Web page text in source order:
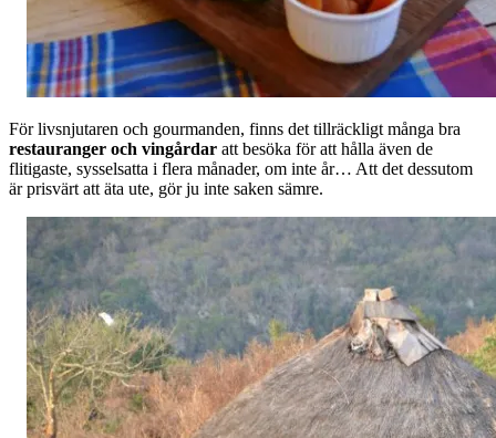
För livsnjutaren och gourmanden, finns det tillräckligt många bra
restauranger och vingårdar att besöka för att hålla även de
flitigaste, sysselsatta i flera månader, om inte år… Att det dessutom
är prisvärt att äta ute, gör ju inte saken sämre.